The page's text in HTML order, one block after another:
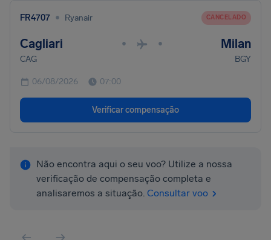
FR4707 • Ryanair CANCELADO
Cagliari • • Milan
CAG BGY
06/08/2026 07:00
Verificar compensação
Não encontra aqui o seu voo? Utilize a nossa
verificação de compensação completa e
analisaremos a situação. Consultar voo